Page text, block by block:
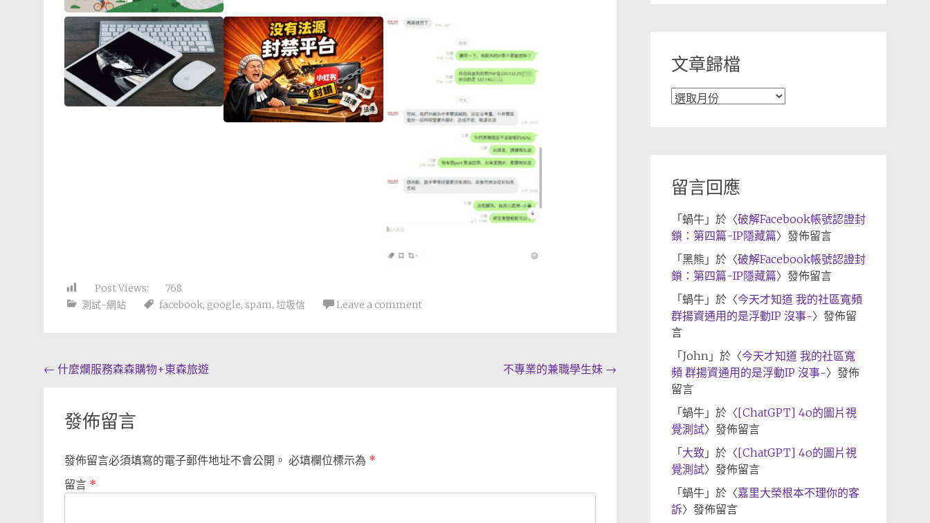
Post Views:
768
測試-網站
facebook, google, spam, 垃圾信 Leave a comment
Post
← 什麼爛服務森森購物+東森旅遊 不專業的兼職學生妹 →
發佈留言
發佈留言必須填寫的電子郵件地址不會公開。 必填欄位標示為 *
留言 *
文章歸檔
文
留言回應
「 蝸牛」於〈破解Facebook帳號認證封
鎖：第四篇-IP隱藏篇〉發佈留言
「 黑熊 」於〈破解Facebook帳號認證封
鎖：第四篇-IP隱藏篇〉發佈留言
「 蝸牛」於〈今天才知道 我的社區寬頻
群揚資通用的是浮動IP 沒事~〉發佈留
言
「 John」於〈今天才知道 我的社區寬
頻 群揚資通用的是浮動IP 沒事~〉發佈
留言
「 蝸牛」於〈[ChatGPT] 4o的圖片視
覺測試〉發佈留言
「 大致 」於〈[ChatGPT] 4o的圖片視
覺測試〉發佈留言
「 蝸牛」於〈嘉里大榮根本不理你的客
訴〉發佈留言